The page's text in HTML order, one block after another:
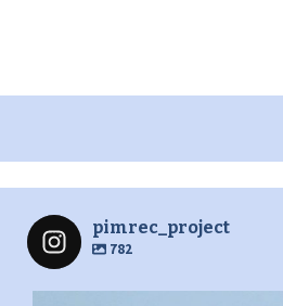
pimrec_project
782